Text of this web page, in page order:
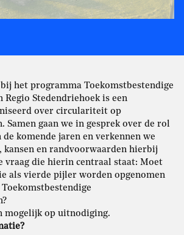
het programma Toekomstbestendige
Stedendriehoek is een
over circulariteit op
Samen gaan we in gesprek over de rol
komende jaren en verkennen we
kansen en randvoorwaarden hierbij
vraag die hierin centraal staat: Moet
als vierde pijler worden opgenomen
mogelijk op uitnodiging.